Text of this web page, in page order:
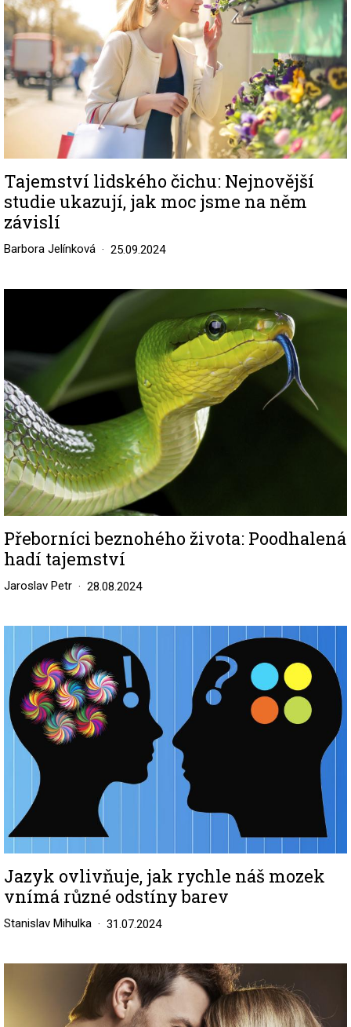
Tajemství lidského čichu: Nejnovější
studie ukazují, jak moc jsme na něm
závislí
Barbora Jelínková 25.09.2024
Přeborníci beznohého života: Poodhalená
hadí tajemství
Jaroslav Petr 28.08.2024
Jazyk ovlivňuje, jak rychle náš mozek
vnímá různé odstíny barev
Stanislav Mihulka 31.07.2024